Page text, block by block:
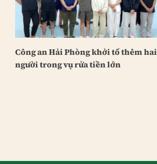
Công an Hải Phòng khởi tố thêm hai
người trong vụ rửa tiền lớn